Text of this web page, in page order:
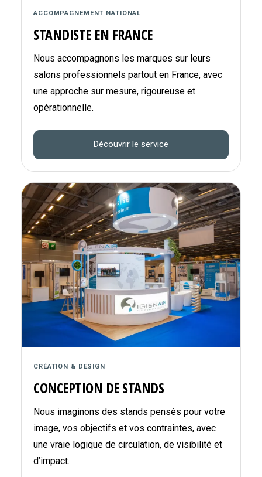
ACCOMPAGNEMENT NATIONAL
STANDISTE EN FRANCE
Nous accompagnons les marques sur leurs
salons professionnels partout en France, avec
une approche sur mesure, rigoureuse et
opérationnelle.
Découvrir le service
CRÉATION & DESIGN
CONCEPTION DE STANDS
Nous imaginons des stands pensés pour votre
image, vos objectifs et vos contraintes, avec
une vraie logique de circulation, de visibilité et
d’impact.